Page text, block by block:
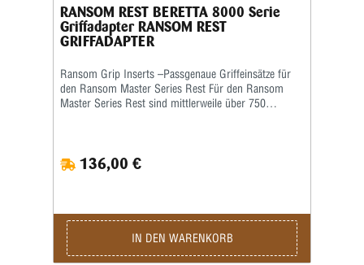
RANSOM REST BERETTA 8000 Serie
Griffadapter RANSOM REST
GRIFFADAPTER
Ransom Grip Inserts –Passgenaue Griffeinsätze für
den Ransom Master Series Rest Für den Ransom
Master Series Rest sind mittlerweile über 750
ermöglichen eine sichere sowie wiederholgenaue
Aufnahme der Waffe im Schießstand. Viele Grip
reproduzierbare Schussergebnisse empfiehlt Ransom
jedoch, stets den speziell für das jeweilige
Waffenmodell vorgesehenen Griffeinsatz zu
136,00 €
IN DEN WARENKORB